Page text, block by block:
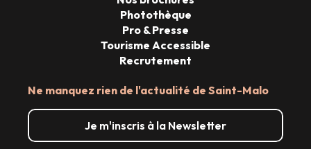
Ne manquez rien de l'actualité de Saint-Malo
Je m'inscris à la Newsletter
Photothèque
Pro & Presse
Tourisme Accessible
Recrutement